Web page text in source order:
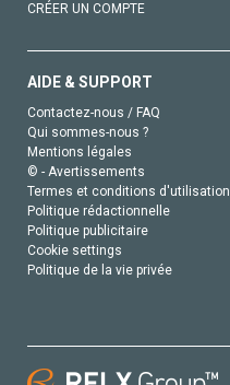
CRÉER UN COMPTE
AIDE & SUPPORT
Contactez-nous / FAQ
Qui sommes-nous ?
Mentions légales
© - Avertissements
Termes et conditions d'utilisation
Politique rédactionnelle
Politique publicitaire
Cookie settings
Politique de la vie privée